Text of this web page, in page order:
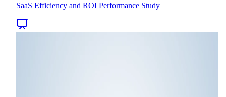
SaaS Efficiency and ROI Performance Study